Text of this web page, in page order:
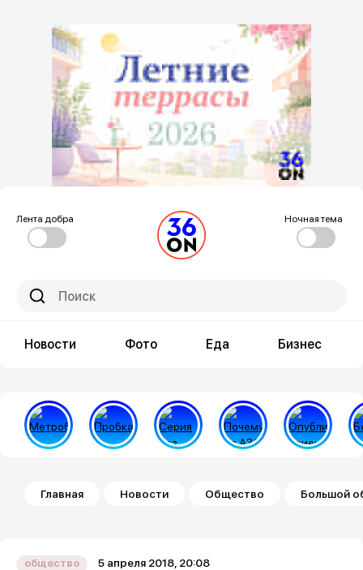
Лента добра Ночная тема
Новости Фото Еда Бизнес
Строка навигации
Главная Новости Общество Большой
общество 5 апреля 2018, 20:08